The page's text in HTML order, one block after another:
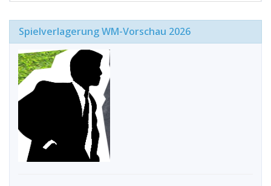
Spielverlagerung WM-Vorschau 2026